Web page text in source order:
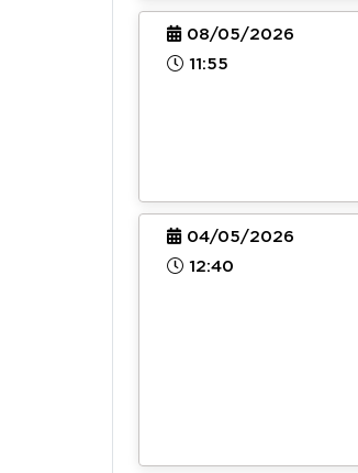
08/05/2026
11:55
04/05/2026
12:40